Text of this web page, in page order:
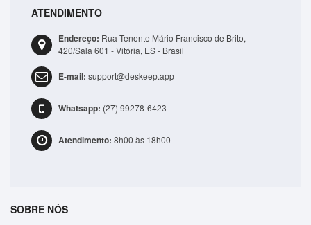
R$41,99
ADICIONAR
ATENDIMENTO
Endereço: Rua Tenente Mário Francisco de Brito,
420/Sala 601 - Vitória, ES - Brasil
E-mail: support@deskeep.app
Whatsapp: (27) 99278-6423
Atendimento: 8h00 às 18h00
SOBRE NÓS